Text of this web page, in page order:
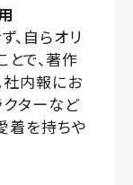
、自らオリ
で、著作
社内報にお
クターなど
着を持ちや